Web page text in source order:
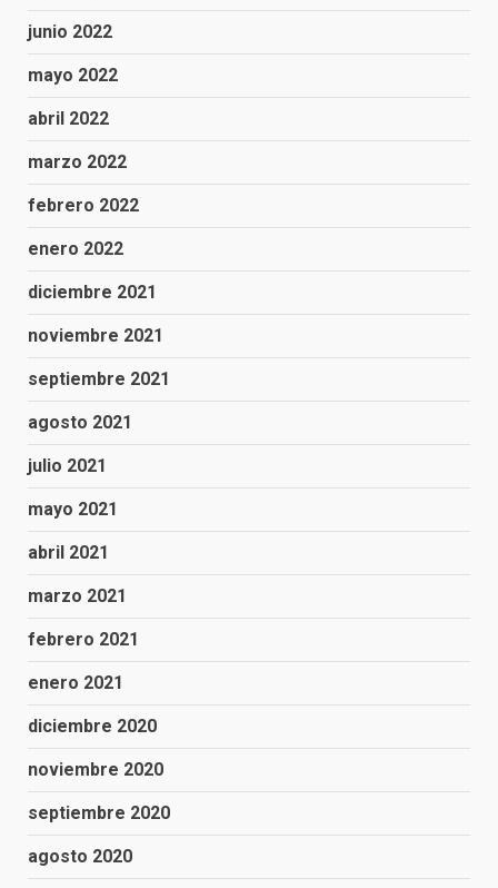
junio 2022
mayo 2022
abril 2022
marzo 2022
febrero 2022
enero 2022
diciembre 2021
noviembre 2021
septiembre 2021
agosto 2021
julio 2021
mayo 2021
abril 2021
marzo 2021
febrero 2021
enero 2021
diciembre 2020
noviembre 2020
septiembre 2020
agosto 2020